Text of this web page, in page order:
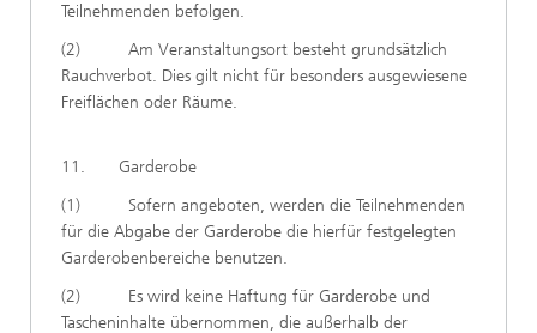
Teilnehmenden befolgen.
(2) Am Veranstaltungsort besteht grundsätzlich
Rauchverbot. Dies gilt nicht für besonders ausgewiesene
Freiflächen oder Räume.
11. Garderobe
(1) Sofern angeboten, werden die Teilnehmenden
für die Abgabe der Garderobe die hierfür festgelegten
Garderobenbereiche benutzen.
(2) Es wird keine Haftung für Garderobe und
Tascheninhalte übernommen, die außerhalb der